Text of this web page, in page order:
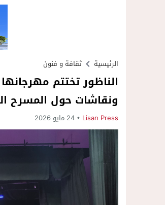
الرئيسية ثقافة و فنون
الناظور تختتم
ونقاشات حول المسرح
Lisan Press 24 مايو 2026